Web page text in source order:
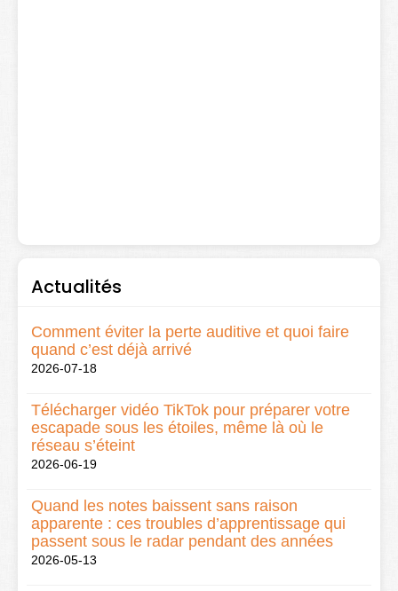
Actualités
Comment éviter la perte auditive et quoi faire
quand c’est déjà arrivé
2026-07-18
Télécharger vidéo TikTok pour préparer votre
escapade sous les étoiles, même là où le
réseau s’éteint
2026-06-19
Quand les notes baissent sans raison
apparente : ces troubles d’apprentissage qui
passent sous le radar pendant des années
2026-05-13